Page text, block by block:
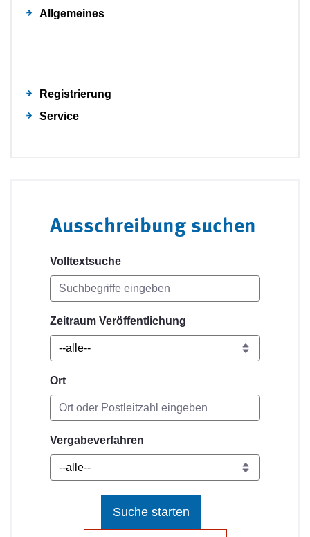
Allgemeines
Registrierung
Service
Ausschreibung suchen
Volltextsuche
Zeitraum Veröffentlichung
Ort
Vergabeverfahren
Suche starten